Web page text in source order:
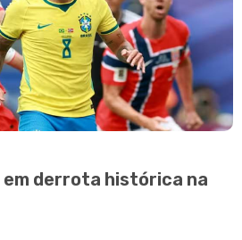
em derrota histórica na